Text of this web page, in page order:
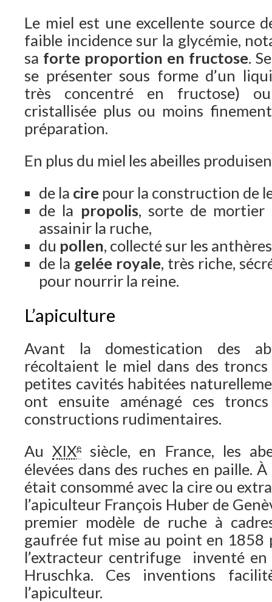
Le miel est une excellente source
faible incidence sur la glycémie,
sa forte proportion en fructose.
se présenter sous forme d’un
très concentré en fructose)
cristallisée plus ou moins
préparation.
En plus du miel les abeilles
de la cire pour la construction de
de la propolis, sorte de mortier
assainir la ruche,
du pollen, collecté sur les
de la gelée royale, très riche,
pour nourrir la reine.
L’apiculture
Avant la domestication des
récoltaient le miel dans des troncs
petites cavités habitées
ont ensuite aménagé ces
constructions rudimentaires.
AuXIXe
siècle, en France, les
élevées dans des ruches en paille.
était consommé avec la cire ou
l’apiculteur François Huber de
premier modèle de ruche à
gaufrée fut mise au point en 1858
l’extracteur centrifuge inventé
Hruschka. Ces inventions
l’apiculteur.